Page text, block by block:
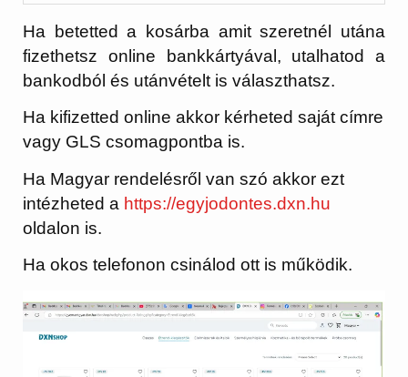
Ha betetted a kosárba amit szeretnél utána
fizethetsz online bankkártyával, utalhatod a
bankodból és utánvételt is választhatsz.
Ha kifizetted online akkor kérheted saját címre
vagy GLS csomagpontba is.
Ha Magyar rendelésről van szó akkor ezt
intézheted a https://egyjodontes.dxn.hu
oldalon is.
Ha okos telefonon csinálod ott is működik.